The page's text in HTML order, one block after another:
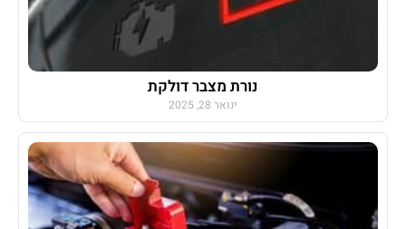
נורת מצבר דולקת
ינואר 28, 2025